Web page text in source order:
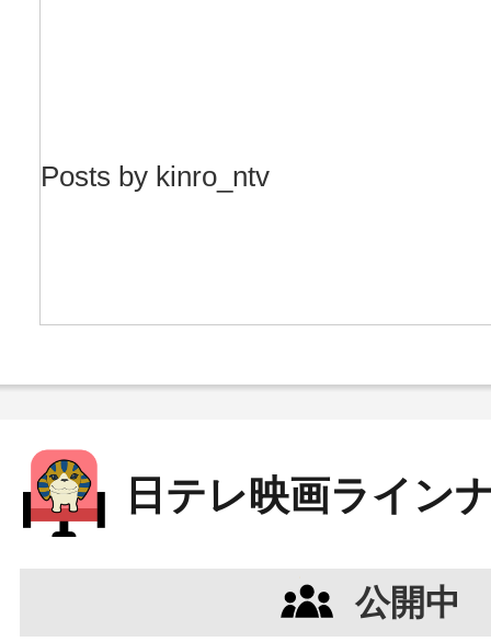
Posts by kinro_ntv
日テレ映画ライン
公開中